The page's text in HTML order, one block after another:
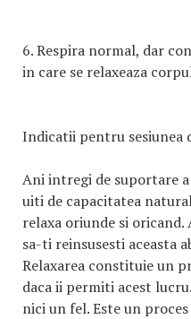
6. Respira normal, dar
in care se relaxeaza
Indicatii pentru sesiunea
Ani intregi de suportare
uiti de capacitatea
relaxa oriunde si oricand.
sa-ti reinsusesti aceasta
Relaxarea constituie un
daca ii permiti acest
nici un fel. Este un